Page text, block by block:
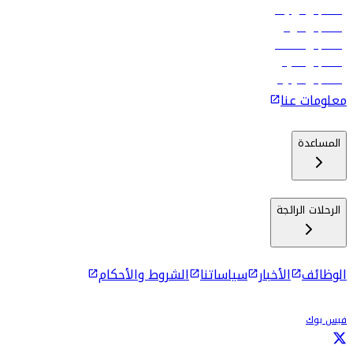
رحلات إلى تبيليسي
رحلات إلى الرياض
رحلات إلى مسقط
رحلات إلى ماليه
رحلات إلى كولومبو
معلومات عنا
المساعدة
الرحلات الرائجة
الوظائف الأخبار سياساتنا الشروط والأحكام
فيس بوك